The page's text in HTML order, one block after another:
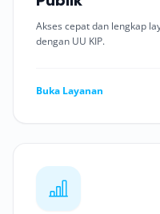
Akses cepat dan lengkap
dengan UU KIP.
Buka Layanan